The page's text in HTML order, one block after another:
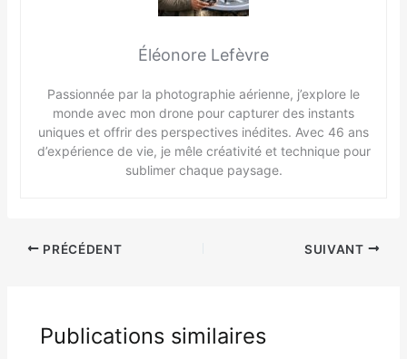
Éléonore Lefèvre
Passionnée par la photographie aérienne, j’explore le
monde avec mon drone pour capturer des instants
uniques et offrir des perspectives inédites. Avec 46 ans
d’expérience de vie, je mêle créativité et technique pour
sublimer chaque paysage.
PRÉCÉDENT SUIVANT
Publications similaires